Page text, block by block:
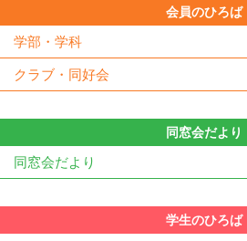
会員のひろば
学部・学科
クラブ・同好会
同窓会だより
同窓会だより
学生のひろば